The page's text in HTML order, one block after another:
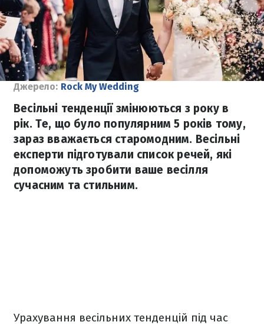
Джерело: Rock My Wedding
Весільні тенденції змінюються з року в
рік. Те, що було популярним 5 років тому,
зараз вважається старомодним. Весільні
експерти підготували список речей, які
допоможуть зробити ваше весілля
сучасним та стильним.
Урахування весільних тенденцій під час